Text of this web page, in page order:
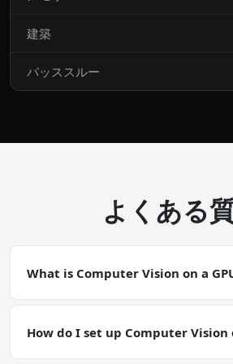
建築
パッススルー
よくある
What is Computer Vision on a
deployment. Computer Vision is a
How do I set up Computer Vision